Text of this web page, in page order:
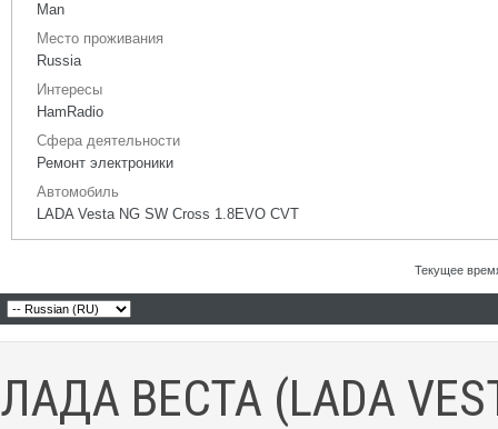
Man
Место проживания
Russia
Интересы
HamRadio
Сфера деятельности
Ремонт электроники
Автомобиль
LADA Vesta NG SW Cross 1.8EVO CVT
Текущее
ЛАДА ВЕСТА (LADA